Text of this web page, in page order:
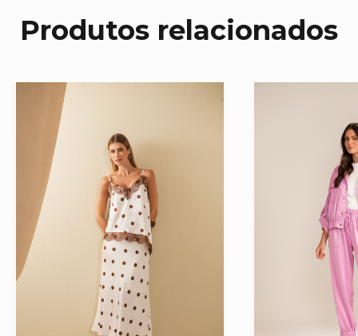
Produtos relacionados